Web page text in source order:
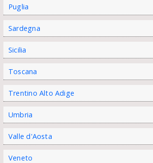
Puglia
Sardegna
Sicilia
Toscana
Trentino Alto Adige
Umbria
Valle d'Aosta
Veneto